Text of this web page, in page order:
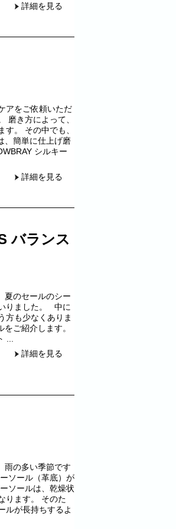
詳細を見る
アをご依頼いただ
磨き方によって、
。 その中でも、
、簡単に仕上げ磨
シルキー
詳細を見る
バランス
夏のセールのシー
りました。 中に
方も少なくありま
ご紹介します。
...
詳細を見る
雨の多い季節です
ソール（革底）が
ソールは、乾燥状
ります。 そのた
ルが長持ちするよ